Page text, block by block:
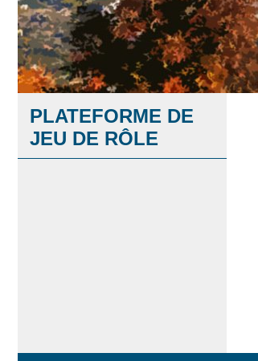
PLATEFORME DE
JEU DE RÔLE